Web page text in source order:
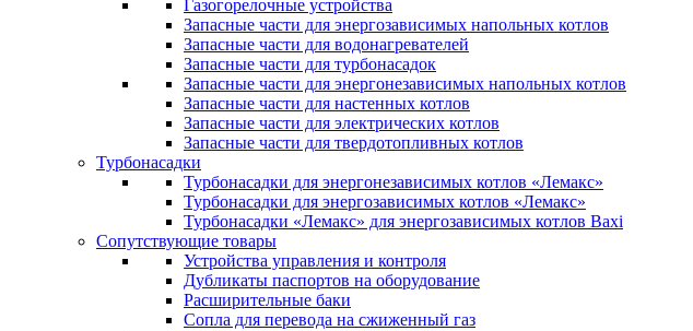
Газогорелочные устройства
Запасные части для энергозависимых напольных котлов
Запасные части для водонагревателей
Запасные части для турбонасадок
Запасные части для энергонезависимых напольных котлов
Запасные части для настенных котлов
Запасные части для электрических котлов
Запасные части для твердотопливных котлов
Турбонасадки
Турбонасадки для энергонезависимых котлов «Лемакс»
Турбонасадки для энергозависимых котлов «Лемакс»
Турбонасадки «Лемакс» для энергозависимых котлов Baxi
Сопутствующие товары
Устройства управления и контроля
Дубликаты паспортов на оборудование
Расширительные баки
Сопла для перевода на сжиженный газ